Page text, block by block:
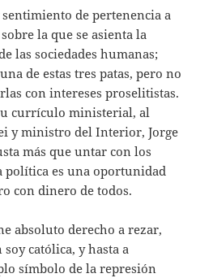
de pertenencia a
la que se asienta la
las sociedades humanas;
de estas tres patas, pero no
con intereses proselitistas.
currículo ministerial, al
y ministro del Interior, Jorge
más que untar con los
política es una oportunidad
con dinero de todos.
absoluto derecho a rezar,
católica, y hasta a
símbolo de la represión